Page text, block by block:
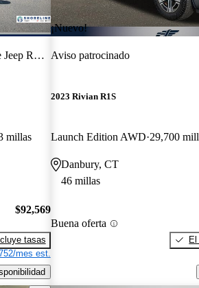
RAM
millas
$92,569
tasas
mes est.
¡Nuevo!
Aviso patrocinado
2023 Rivian R1S
Launch Edition AWD 29,700
Danbury, CT
46 millas
Buena oferta